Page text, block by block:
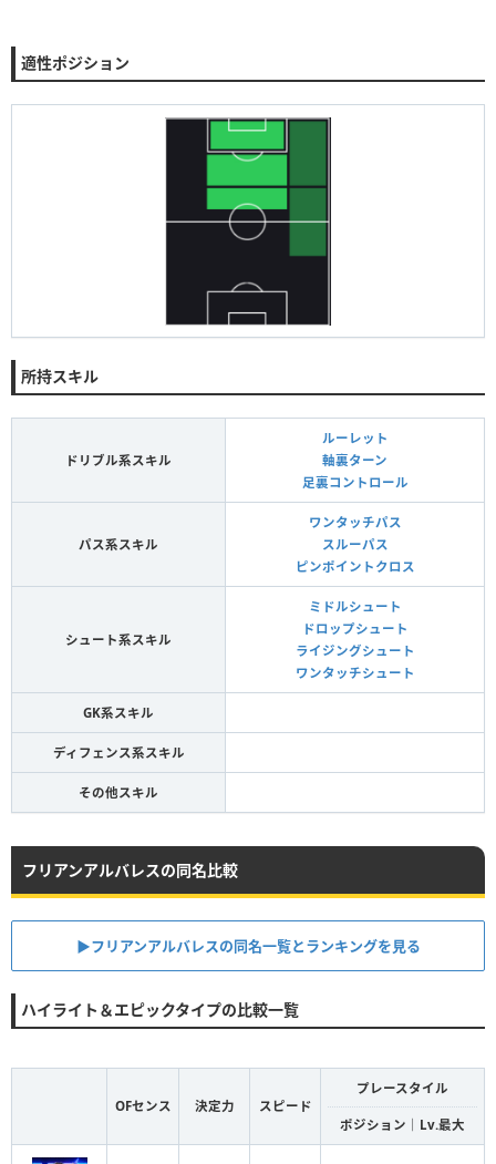
適性ポジション
所持スキル
ドリブル系スキル
ルーレット
軸裏ターン
足裏コントロール
パス系スキル
ワンタッチパス
スルーパス
ピンポイントクロス
シュート系スキル
ミドルシュート
ドロップシュート
ライジングシュート
ワンタッチシュート
GK系スキル
ディフェンス系スキル
その他スキル
フリアンアルバレスの同名比較
▶︎フリアンアルバレスの同名一覧とランキングを見る
ハイライト＆エピックタイプの比較一覧
OFセンス 決定力 スピード
プレースタイル
ポジション｜Lv.最大